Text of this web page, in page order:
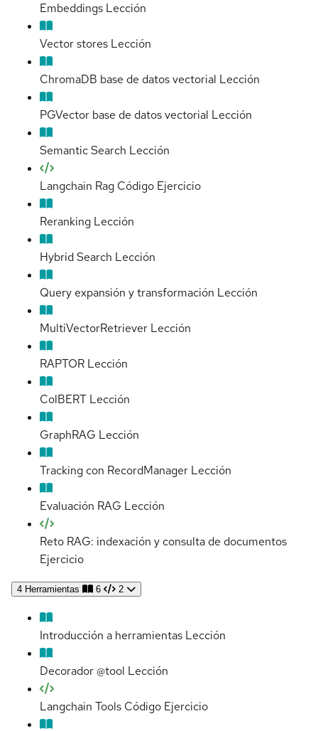
Embeddings Lección
Vector stores Lección
ChromaDB base de datos vectorial Lección
PGVector base de datos vectorial Lección
Semantic Search Lección
Langchain Rag Código Ejercicio
Reranking Lección
Hybrid Search Lección
Query expansión y transformación Lección
MultiVectorRetriever Lección
RAPTOR Lección
ColBERT Lección
GraphRAG Lección
Tracking con RecordManager Lección
Evaluación RAG Lección
Reto RAG: indexación y consulta de documentos
Ejercicio
4 Herramientas 6 2
Introducción a herramientas Lección
Decorador @tool Lección
Langchain Tools Código Ejercicio